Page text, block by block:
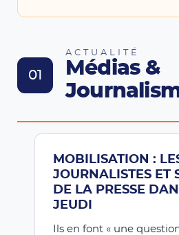
01
ACTUALITÉ
Médias &
MOBILISATION :
JOURNALISTES ET
DE LA PRESSE
JEUDI
Ils en font « une